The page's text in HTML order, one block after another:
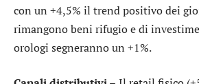
con un +4,5% il trend positivo dei
rimangono beni rifugio e di
orologi segneranno un +1%.